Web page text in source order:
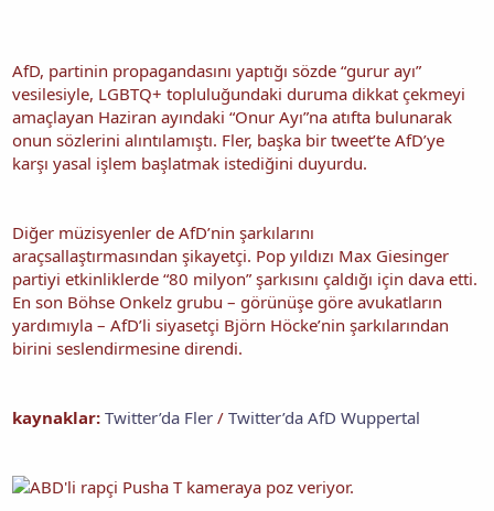
AfD, partinin propagandasını yaptığı sözde “gurur ayı”
vesilesiyle, LGBTQ+ topluluğundaki duruma dikkat çekmeyi
amaçlayan Haziran ayındaki “Onur Ayı”na atıfta bulunarak
onun sözlerini alıntılamıştı. Fler, başka bir tweet’te AfD’ye
karşı yasal işlem başlatmak istediğini duyurdu.
Diğer müzisyenler de AfD’nin şarkılarını
araçsallaştırmasından şikayetçi. Pop yıldızı Max Giesinger
partiyi etkinliklerde “80 milyon” şarkısını çaldığı için dava etti.
En son Böhse Onkelz grubu – görünüşe göre avukatların
yardımıyla – AfD’li siyasetçi Björn Höcke’nin şarkılarından
birini seslendirmesine direndi.
kaynaklar: Twitter’da Fler / Twitter’da AfD Wuppertal